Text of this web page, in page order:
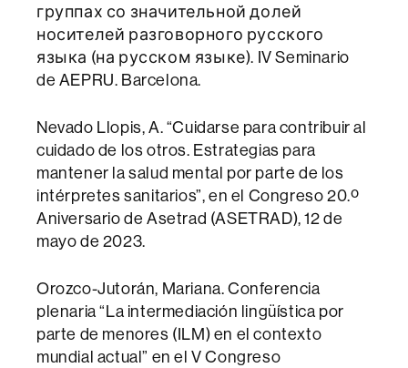
группах со значительной долей
носителей разговорного русского
языка (на русском языке). IV Seminario
de AEPRU. Barcelona.
Nevado Llopis, A. “Cuidarse para contribuir al
cuidado de los otros. Estrategias para
mantener la salud mental por parte de los
intérpretes sanitarios”, en el Congreso 20.º
Aniversario de Asetrad (ASETRAD), 12 de
mayo de 2023.
Orozco-Jutorán, Mariana. Conferencia
plenaria “La intermediación lingüística por
parte de menores (ILM) en el contexto
mundial actual” en el V Congreso